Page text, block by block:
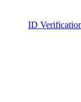
ID